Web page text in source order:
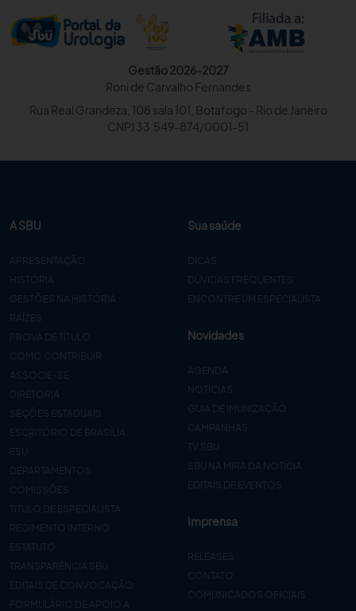
Gestão 2026-2027
Roni de Carvalho Fernandes
Rua Real Grandeza, 108 sala 101, Botafogo - Rio de Janeiro
CNPJ 33.549-874/0001-51
A SBU
APRESENTAÇÃO
HISTÓRIA
GESTÕES NA HISTÓRIA
RAÍZES
PROVA DE TÍTULO
COMO CONTRIBUIR
ASSOCIE-SE
DIRETORIA
SEÇÕES ESTADUAIS
ESCRITÓRIO DE BRASÍLIA
ESU
DEPARTAMENTOS
COMISSÕES
TÍTULO DE ESPECIALISTA
REGIMENTO INTERNO
ESTATUTO
TRANSPARÊNCIA SBU
EDITAIS DE CONVOCAÇÃO
FORMULÁRIO DE APOIO A
Sua saúde
DICAS
DÚVIDAS FREQUENTES
ENCONTRE UM ESPECIALISTA
Novidades
AGENDA
NOTÍCIAS
GUIA DE IMUNIZAÇÃO
CAMPANHAS
TV SBU
SBU NA MIRA DA NOTÍCIA
EDITAIS DE EVENTOS
Imprensa
RELEASES
CONTATO
COMUNICADOS OFICIAIS